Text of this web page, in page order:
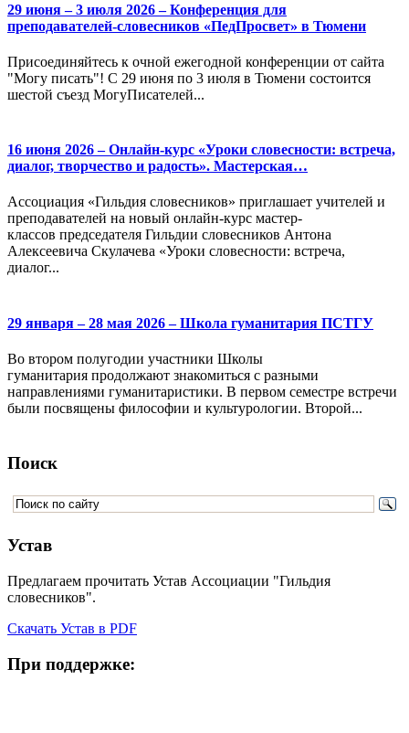
29 июня – 3 июля 2026 – Конференция для
преподавателей-словесников «ПедПросвет» в Тюмени
Присоединяйтесь к очной ежегодной конференции от сайта
"Могу писать"! С 29 июня по 3 июля в Тюмени состоится
шестой съезд МогуПисателей...
16 июня 2026 – Онлайн-курс «Уроки словесности: встреча,
диалог, творчество и радость». Мастерская…
Ассоциация «Гильдия словесников» приглашает учителей и
преподавателей на новый онлайн-курс мастер-
классов председателя Гильдии словесников Антона
Алексеевича Скулачева «Уроки словесности: встреча,
диалог...
29 января – 28 мая 2026 – Школа гуманитария ПСТГУ
Во втором полугодии участники Школы
гуманитария продолжают знакомиться с разными
направлениями гуманитаристики. В первом семестре встречи
были посвящены философии и культурологии. Второй...
Поиск
Устав
Предлагаем прочитать Устав Ассоциации "Гильдия
словесников".
Скачать Устав в PDF
При поддержке: